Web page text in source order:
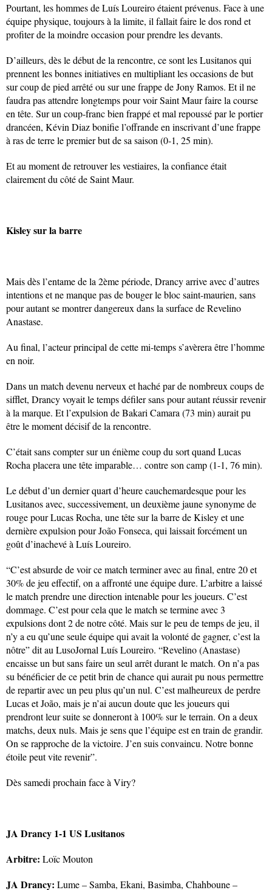
Pourtant, les hommes de Luís Loureiro étaient prévenus. Face à une
équipe physique, toujours à la limite, il fallait faire le dos rond et
profiter de la moindre occasion pour prendre les devants.
D’ailleurs, dès le début de la rencontre, ce sont les Lusitanos qui
prennent les bonnes initiatives en multipliant les occasions de but
sur coup de pied arrêté ou sur une frappe de Jony Ramos. Et il ne
faudra pas attendre longtemps pour voir Saint Maur faire la course
en tête. Sur un coup-franc bien frappé et mal repoussé par le portier
drancéen, Kévin Diaz bonifie l’offrande en inscrivant d’une frappe
à ras de terre le premier but de sa saison (0-1, 25 min).
Et au moment de retrouver les vestiaires, la confiance était
clairement du côté de Saint Maur.
Kisley sur la barre
Mais dès l’entame de la 2ème période, Drancy arrive avec d’autres
intentions et ne manque pas de bouger le bloc saint-maurien, sans
pour autant se montrer dangereux dans la surface de Revelino
Anastase.
Au final, l’acteur principal de cette mi-temps s’avèrera être l’homme
en noir.
Dans un match devenu nerveux et haché par de nombreux coups de
sifflet, Drancy voyait le temps défiler sans pour autant réussir revenir
à la marque. Et l’expulsion de Bakari Camara (73 min) aurait pu
être le moment décisif de la rencontre.
C’était sans compter sur un énième coup du sort quand Lucas
Rocha placera une tête imparable… contre son camp (1-1, 76 min).
Le début d’un dernier quart d’heure cauchemardesque pour les
Lusitanos avec, successivement, un deuxième jaune synonyme de
rouge pour Lucas Rocha, une tête sur la barre de Kisley et une
dernière expulsion pour João Fonseca, qui laissait forcément un
goût d’inachevé à Luís Loureiro.
“C’est absurde de voir ce match terminer avec au final, entre 20 et
30% de jeu effectif, on a affronté une équipe dure. L’arbitre a laissé
le match prendre une direction intenable pour les joueurs. C’est
dommage. C’est pour cela que le match se termine avec 3
expulsions dont 2 de notre côté. Mais sur le peu de temps de jeu, il
n’y a eu qu’une seule équipe qui avait la volonté de gagner, c’est la
nôtre” dit au LusoJornal Luís Loureiro. “Revelino (Anastase)
encaisse un but sans faire un seul arrêt durant le match. On n’a pas
su bénéficier de ce petit brin de chance qui aurait pu nous permettre
de repartir avec un peu plus qu’un nul. C’est malheureux de perdre
Lucas et João, mais je n’ai aucun doute que les joueurs qui
prendront leur suite se donneront à 100% sur le terrain. On a deux
matchs, deux nuls. Mais je sens que l’équipe est en train de grandir.
On se rapproche de la victoire. J’en suis convaincu. Notre bonne
étoile peut vite revenir”.
Dès samedi prochain face à Viry?
JA Drancy 1-1 US Lusitanos
Arbitre: Loïc Mouton
JA Drancy: Lume – Samba, Ekani, Basimba, Chahboune –